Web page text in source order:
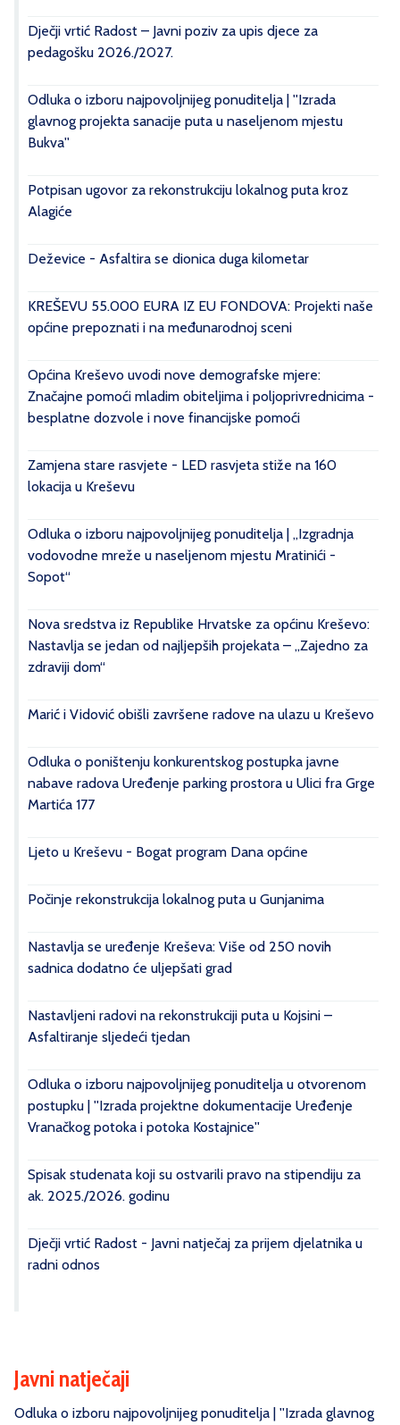
Dječji vrtić Radost – Javni poziv za upis djece za
pedagošku 2026./2027.
Odluka o izboru najpovoljnijeg ponuditelja | ''Izrada
glavnog projekta sanacije puta u naseljenom mjestu
Bukva''
Potpisan ugovor za rekonstrukciju lokalnog puta kroz
Alagiće
Deževice - Asfaltira se dionica duga kilometar
KREŠEVU 55.000 EURA IZ EU FONDOVA: Projekti naše
općine prepoznati i na međunarodnoj sceni
Općina Kreševo uvodi nove demografske mjere:
Značajne pomoći mladim obiteljima i poljoprivrednicima -
besplatne dozvole i nove financijske pomoći
Zamjena stare rasvjete - LED rasvjeta stiže na 160
lokacija u Kreševu
Odluka o izboru najpovoljnijeg ponuditelja | „Izgradnja
vodovodne mreže u naseljenom mjestu Mratinići -
Sopot“
Nova sredstva iz Republike Hrvatske za općinu Kreševo:
Nastavlja se jedan od najljepših projekata – „Zajedno za
zdraviji dom“
Marić i Vidović obišli završene radove na ulazu u Kreševo
Odluka o poništenju konkurentskog postupka javne
nabave radova Uređenje parking prostora u Ulici fra Grge
Martića 177
Ljeto u Kreševu - Bogat program Dana općine
Počinje rekonstrukcija lokalnog puta u Gunjanima
Nastavlja se uređenje Kreševa: Više od 250 novih
sadnica dodatno će uljepšati grad
Nastavljeni radovi na rekonstrukciji puta u Kojsini –
Asfaltiranje sljedeći tjedan
Odluka o izboru najpovoljnijeg ponuditelja u otvorenom
postupku | ''Izrada projektne dokumentacije Uređenje
Vranačkog potoka i potoka Kostajnice''
Spisak studenata koji su ostvarili pravo na stipendiju za
ak. 2025./2026. godinu
Dječji vrtić Radost - Javni natječaj za prijem djelatnika u
radni odnos
Javni natječaji
Odluka o izboru najpovoljnijeg ponuditelja | ''Izrada glavnog